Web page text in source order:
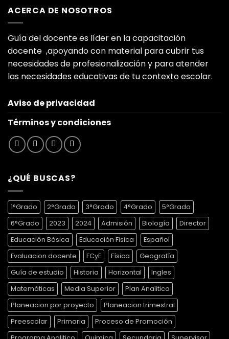
$500.00.
ACERCA DE NOSOTROS
Guía del docente es líder en la capacitación
docente ,apoyando con material para cubrir tus
necesidades de profesionalización y para atender
las necesidades educativas de tu contexto escolar.
Aviso de privacidad
Términos y condiciones
¿QUÉ BUSCAS?
1°Grado 2°Grado 3°Grado 4°Grado
5°Grado
6°Grado
2023 2024 Admisión Biología
Director
Educación Básica
Educación Fisica
Español
Evaluacion docente
FCyE Física
Geografía
Guía de estudio
Historia Horizontal
Ingles
Matemáticas
Media Superior
Plan Analitico
Planeacion por proyecto
Planeacion trimestral
Preescolar
Primaria
Proceso de Promoción